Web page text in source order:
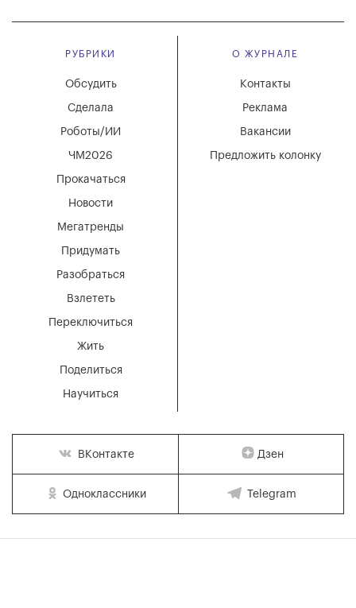
РУБРИКИ
Мегатренды
Придумать
Разобраться
Взлететь
Новости
Переключиться
Жить
Поделиться
Научиться
Обсудить
Сделала
Роботы/ИИ
ЧМ2026
Прокачаться
О ЖУРНАЛЕ
Вакансии
Реклама
Контакты
Предложить колонку
ВКонтакте Дзен
Одноклассники Telegram